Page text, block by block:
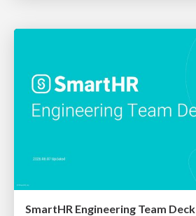
SmartHR Engineering Team Deck